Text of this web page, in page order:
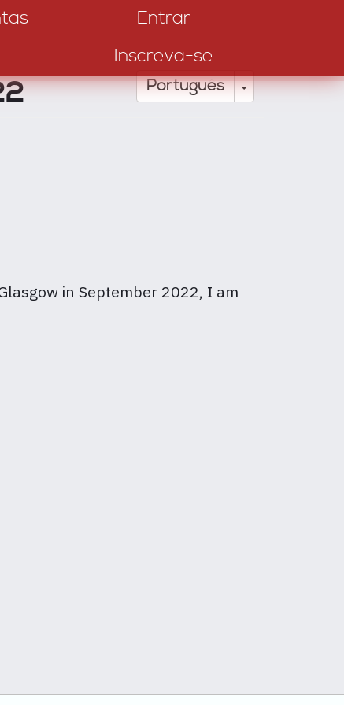
Entrar
Inscreva-se
Português Toggle
in September 2022, I am